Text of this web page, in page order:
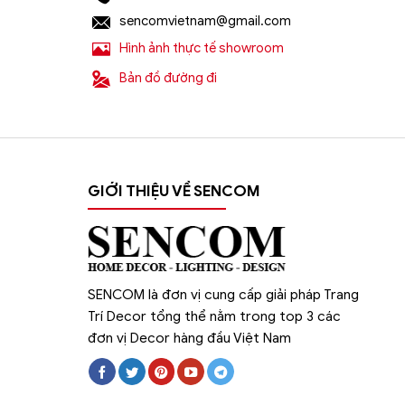
Địa chỉ nào bánđèn chùm trang trí
Sencomlà địa chỉ bán
Công ty Cổ Phần Xây Dựng và Thương
Website:https://sencom.vn/
Địa chỉ showroom:71 Trần Đăng Ninh,
Hotline:0925.988.699
*ƯU ĐÃI: Miễn phí vận chuyển Toàn quốc
1.500.000đ (Bao gồm tất cả mã sản phẩm)
Lưu ý: Đơn hàng sẽ chỉ được gửi đi sau khi
sencomvietnam@gmail.com
Hình ảnh thực tế showroom
Bản đồ đường đi
GIỚI THIỆU VỀ SENCOM
SENCOM là đơn vị cung cấp giải pháp Trang
Trí Decor tổng thể nằm trong top 3 các
đơn vị Decor hàng đầu Việt Nam